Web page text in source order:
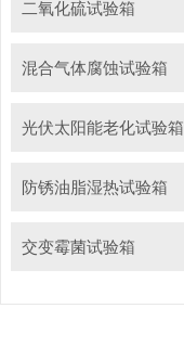
二氧化硫试验箱
混合气体腐蚀试验箱
光伏太阳能老化试验箱
防锈油脂湿热试验箱
交变霉菌试验箱